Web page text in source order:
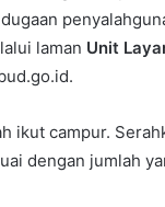
laman Unit
ikut campur.
dengan jumlah